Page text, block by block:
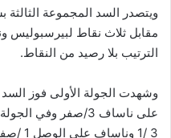
ويتصدر السد المجموعة
مقابل ثلاث نقاط لبیرسبولیس
الترتيب بلا رصيد من النقاط.
على ناساف 3/صفر وفي
3 /1 وناساف على الوصل 1 /صفر.